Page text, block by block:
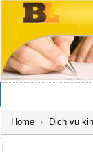
Home Dịch vụ